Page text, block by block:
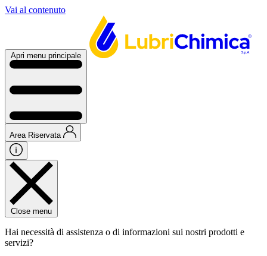
Vai al contenuto
Apri menu principale
Area Riservata
Close menu
Hai necessità di assistenza o di informazioni sui nostri prodotti e
servizi?